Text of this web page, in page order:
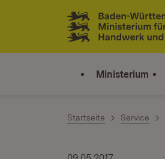
Zum Inhalt springen
Link zur Startseite
Ministerium
Startseite Service